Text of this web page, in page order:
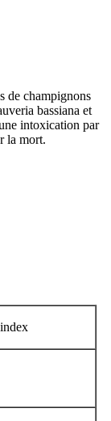
de champignons
bassiana et
intoxication par
la mort.